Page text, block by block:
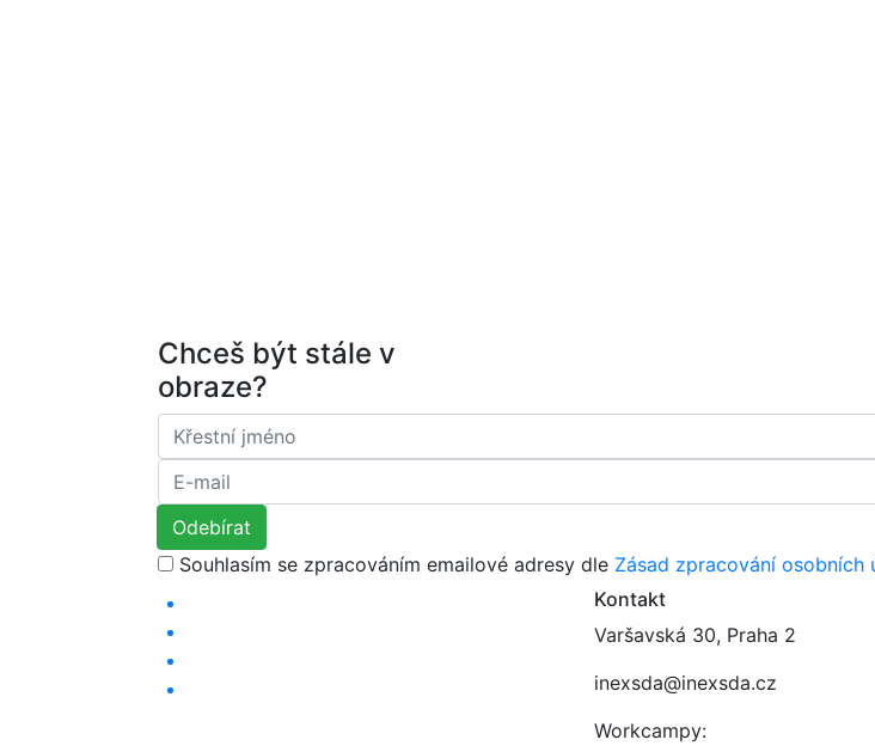
Chceš být stále v
obraze?
Souhlasím se zpracováním emailové adresy dle Zásad zpracování osobních
Kontakt
Varšavská 30, Praha 2
inexsda@inexsda.cz
Workcampy: